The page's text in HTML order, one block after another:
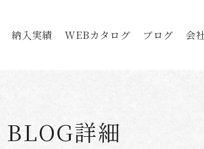
納入実績 WEBカタログ ブログ 会
BLOG詳細